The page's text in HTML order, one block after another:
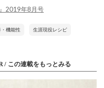
2019年8月号
・機能性 生涯現役レシピ
/ この連載をもっとみる